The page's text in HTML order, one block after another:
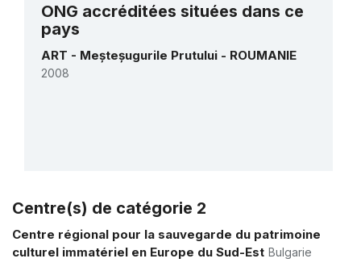
Roumanie et Slovaquie
1 avril 2022 – 1 septembre 2022
Montant (US$)57 800
ONG accréditées situées dans ce
pays
ART - Meșteșugurile Prutului - ROUMANIE
2008
Plus de détails
Centre(s) de catégorie 2
Centre régional pour la sauvegarde du patrimoine
culturel immatériel en Europe du Sud-Est Bulgarie